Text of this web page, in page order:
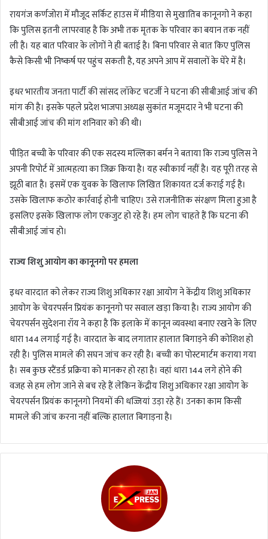
रायगंज कर्णजोरा में मौजूद सर्किट हाउस में मीडिया से मुखातिब कानूनगो ने कहा
कि पुलिस इतनी लापरवाह है कि अभी तक मृतक के परिवार का बयान तक नहीं
ली है। यह बात परिवार के लोगों ने ही बताई है। बिना परिवार से बात किए पुलिस
कैसे किसी भी निष्कर्ष पर पहुंच सकती है, यह अपने आप में सवालों के घेरे में है।
इधर भारतीय जनता पार्टी की सांसद लॉकेट चटर्जी ने घटना की सीबीआई जांच की
मांग की है। इसके पहले प्रदेश भाजपा अध्यक्ष सुकांत मजूमदार ने भी घटना की
सीबीआई जांच की मांग शनिवार को की थी।
पीड़ित बच्ची के परिवार की एक सदस्य मल्लिका बर्मन ने बताया कि राज्य पुलिस ने
अपनी रिपोर्ट में आत्महत्या का जिक्र किया है। यह स्वीकार्य नहीं है। यह पूरी तरह से
झूठी बात है। इसमें एक युवक के खिलाफ लिखित शिकायत दर्ज कराई गई है।
उसके खिलाफ कठोर कार्रवाई होनी चाहिए। उसे राजनीतिक संरक्षण मिला हुआ है
इसलिए इसके खिलाफ लोग एकजुट हो रहे हैं। हम लोग चाहते हैं कि घटना की
सीबीआई जांच हो।
राज्य शिशु आयोग का कानूनगो पर हमला
इधर वारदात को लेकर राज्य शिशु अधिकार रक्षा आयोग ने केंद्रीय शिशु अधिकार
आयोग के चेयरपर्सन प्रियंक कानूनगो पर सवाल खड़ा किया है। राज्य आयोग की
चेयरपर्सन सुदेशना रॉय ने कहा है कि इलाके में कानून व्यवस्था बनाए रखने के लिए
धारा 144 लगाई गई है। वारदात के बाद लगातार हालात बिगाड़ने की कोशिश हो
रही है। पुलिस मामले की सघन जांच कर रही है। बच्ची का पोस्टमार्टम कराया गया
है। सब कुछ स्टैंडर्ड प्रक्रिया को मानकर हो रहा है। वहां धारा 144 लगे होने की
वजह से हम लोग जाने से बच रहे हैं लेकिन केंद्रीय शिशु अधिकार रक्षा आयोग के
चेयरपर्सन प्रियंक कानूनगो नियमों की धज्जियां उड़ा रहे हैं। उनका काम किसी
मामले की जांच करना नहीं बल्कि हालात बिगाड़ना है।